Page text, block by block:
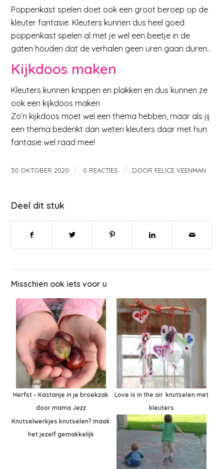
Poppenkast spelen doet ook een groot beroep op de
kleuter fantasie. Kleuters kunnen dus heel goed
poppenkast spelen al met je wel een beetje in de
gaten houden dat de verhalen geen uren gaan duren..
Kijkdoos maken
Kleuters kunnen knippen en plakken en dus kunnen ze
ook een kijkdoos maken
Zo’n kijkdoos moet wel een thema hebben, maar als jij
een thema bedenkt dan weten kleuters daar met hun
fantasie wel raad mee!
30 OKTOBER 2020 / 0 REACTIES / DOOR FELICE VEENMAN
Deel dit stuk
Misschien ook iets voor u
Herfst – Kastanje in je broekzak
door mama Jezz
Love is in the air. knutselen met
kleuters
Knutselwerkjes knutselen? maak
het jezelf gemakkelijk